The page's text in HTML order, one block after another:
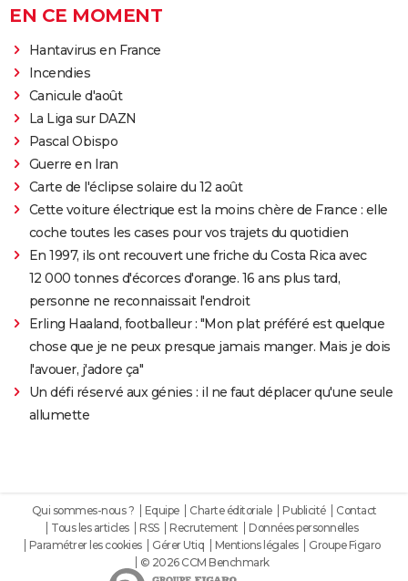
EN CE MOMENT
Hantavirus en France
Incendies
Canicule d'août
La Liga sur DAZN
Pascal Obispo
Guerre en Iran
Carte de l'éclipse solaire du 12 août
Cette voiture électrique est la moins chère de France : elle
coche toutes les cases pour vos trajets du quotidien
En 1997, ils ont recouvert une friche du Costa Rica avec
12 000 tonnes d'écorces d'orange. 16 ans plus tard,
personne ne reconnaissait l'endroit
Erling Haaland, footballeur : "Mon plat préféré est quelque
chose que je ne peux presque jamais manger. Mais je dois
l'avouer, j'adore ça"
Un défi réservé aux génies : il ne faut déplacer qu'une seule
allumette
Qui sommes-nous ? Equipe Charte éditoriale Publicité
Contact
Tous les articles
RSS Recrutement
Données personnelles
Paramétrer les cookies
Gérer Utiq Mentions légales
Groupe Figaro
© 2026 CCM Benchmark